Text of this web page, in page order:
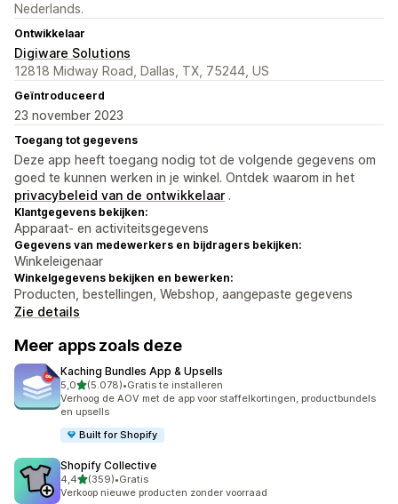
Nederlands.
Ontwikkelaar
Digiware Solutions
12818 Midway Road, Dallas, TX, 75244, US
Geïntroduceerd
23 november 2023
Toegang tot gegevens
Deze app heeft toegang nodig tot de volgende gegevens om
goed te kunnen werken in je winkel. Ontdek waarom in het
privacybeleid van de ontwikkelaar .
Klantgegevens bekijken:
Apparaat- en activiteitsgegevens
Gegevens van medewerkers en bijdragers bekijken:
Winkeleigenaar
Winkelgegevens bekijken en bewerken:
Producten, bestellingen, Webshop, aangepaste gegevens
Zie details
Meer apps zoals deze
Kaching Bundles App & Upsells
5,0van 5 sterren
(5.078)
5078 recensies in totaal
•Gratis te installeren
Verhoog de AOV met de app voor staffelkortingen, productbundels
en upsells
Built for Shopify
Shopify Collective
4,4van 5 sterren
(359)
359 recensies in totaal
•Gratis
Verkoop nieuwe producten zonder voorraad